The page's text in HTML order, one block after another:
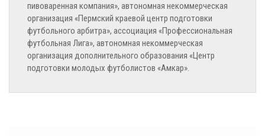
пивоваренная компания», автономная некоммерческая
организация «Пермский краевой центр подготовки
футбольного арбитра», ассоциация «Профессиональная
футбольная Лига», автономная некоммерческая
организация дополнительного образования «Центр
подготовки молодых футболистов «Амкар».